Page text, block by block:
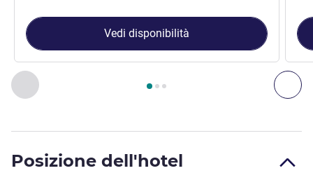
Precedente - Camera
Pagina , Camera 1 : Camera Standard con letto
Vedi disponibilità
Posizione dell'hotel